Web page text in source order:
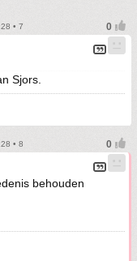
• 7
Sjors.
• 8
behouden